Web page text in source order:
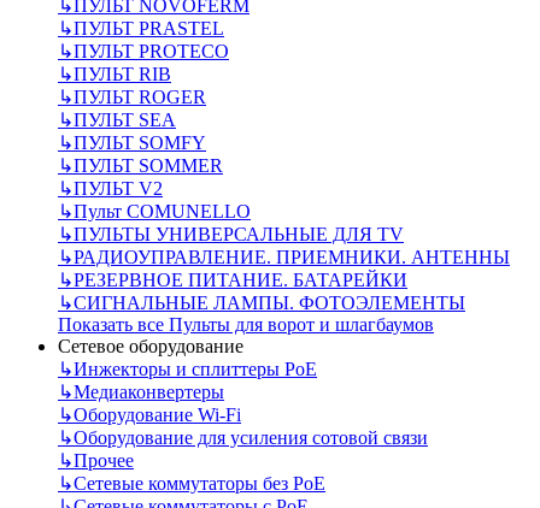
↳ПУЛЬТ NOVOFERM
↳ПУЛЬТ PRASTEL
↳ПУЛЬТ PROTECO
↳ПУЛЬТ RIB
↳ПУЛЬТ ROGER
↳ПУЛЬТ SEA
↳ПУЛЬТ SOMFY
↳ПУЛЬТ SOMMER
↳ПУЛЬТ V2
↳Пульт СOMUNELLO
↳ПУЛЬТЫ УНИВЕРСАЛЬНЫЕ ДЛЯ TV
↳РАДИОУПРАВЛЕНИЕ. ПРИЕМНИКИ. АНТЕННЫ
↳РЕЗЕРВНОЕ ПИТАНИЕ. БАТАРЕЙКИ
↳СИГНАЛЬНЫЕ ЛАМПЫ. ФОТОЭЛЕМЕНТЫ
Показать все Пульты для ворот и шлагбаумов
Сетевое оборудование
↳Инжекторы и сплиттеры РоЕ
↳Медиаконвертеры
↳Оборудование Wi-Fi
↳Оборудование для усиления сотовой связи
↳Прочее
↳Сетевые коммутаторы без РоЕ